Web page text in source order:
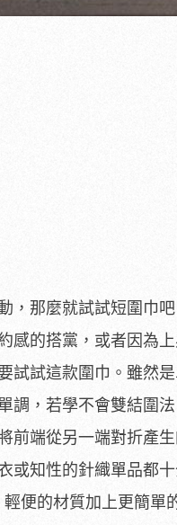
，那麼就試試短圍巾
感的搭黨，或者因為
試試這款圍巾。雖然
調，若學不會雙結圍
前端從另一端對折產
或知性的針織單品都
便的材質加上更簡單